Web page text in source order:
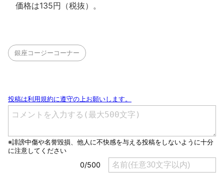
価格は135円（税抜）。
銀座コージーコーナー